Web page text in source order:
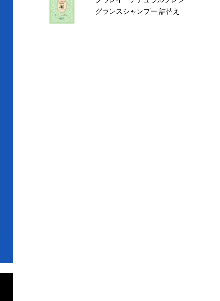
グランスシャンプー 詰替え